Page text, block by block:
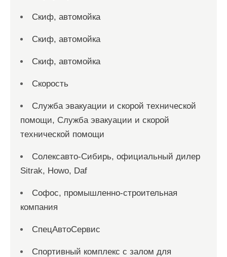
Скиф, автомойка
Скиф, автомойка
Скиф, автомойка
Скорость
Служба эвакуации и скорой технической
помощи, Служба эвакуации и скорой
технической помощи
Солексавто-Сибирь, официальный дилер
Sitrak, Howo, Daf
Софос, промышленно-строительная
компания
СпецАвтоСервис
Спортивный комплекс с залом для